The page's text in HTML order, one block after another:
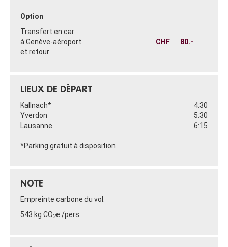
Option
Transfert en car
à Genève-aéroport
et retour
CHF 80.-
LIEUX DE DÉPART
Kallnach*
4:30
Yverdon
5:30
Lausanne
6:15
*Parking gratuit à disposition
NOTE
Empreinte carbone du vol:
543 kg CO2e /pers.